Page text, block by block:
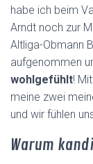
habe ich beim
Arndt noch zur
Altliga-Obmann
aufgenommen
wohlgefühlt!
meine zwei
und wir fühlen
Warum